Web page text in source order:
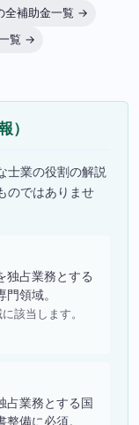
全補助金一覧 →
覧 →
）
士業の役割の解説
のではありませ
独占業務とする
領域。
該当します。
占業務とする国
備に必須。